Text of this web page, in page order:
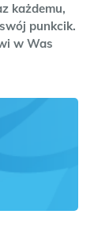
każdemu,
punkcik.
w Was